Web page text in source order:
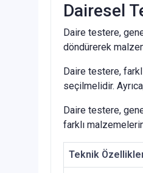
Dairesel
Daire testere,
döndürerek
Daire testere,
seçilmelidir.
Daire testere,
farklı
Teknik